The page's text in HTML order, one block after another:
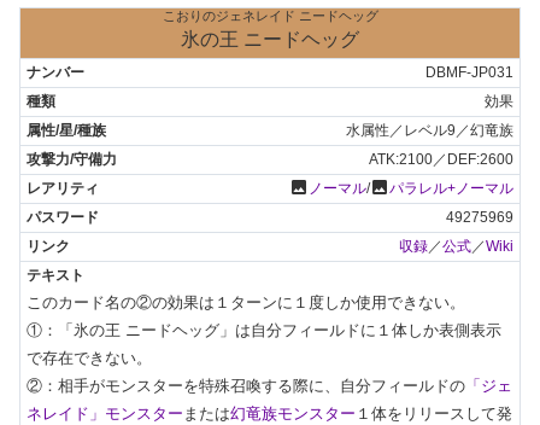
こおりのジェネレイド ニードヘッグ
氷の王 ニードヘッグ
DBMF-JP031
効果
水属性／レベル9／幻竜族
ATK:2100／DEF:2600
photo ノーマル/photoパラレル+ノーマル
49275969
収録／公式／Wiki
このカード名の②の効果は１ターンに１度しか使用できない。
①：「氷の王 ニードヘッグ」は自分フィールドに１体しか表側表示
で存在できない。
②：相手がモンスターを特殊召喚する際に、自分フィールドの 「ジェ
ネレイド」モンスター または幻竜族モンスター １体をリリースして発